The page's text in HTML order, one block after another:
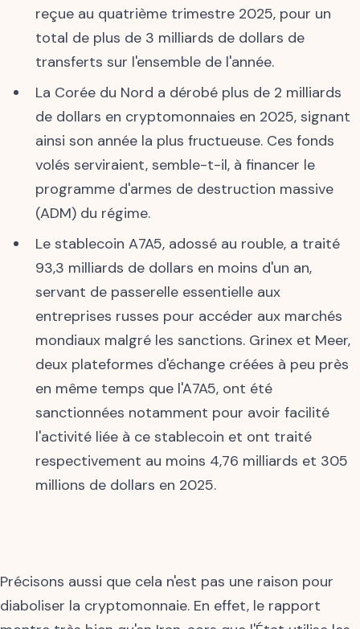
reçue au quatrième trimestre 2025, pour un
total de plus de 3 milliards de dollars de
transferts sur l'ensemble de l'année.
La Corée du Nord a dérobé plus de 2 milliards
de dollars en cryptomonnaies en 2025, signant
ainsi son année la plus fructueuse. Ces fonds
volés serviraient, semble-t-il, à financer le
programme d'armes de destruction massive
(ADM) du régime.
Le stablecoin A7A5, adossé au rouble, a traité
93,3 milliards de dollars en moins d'un an,
servant de passerelle essentielle aux
entreprises russes pour accéder aux marchés
mondiaux malgré les sanctions. Grinex et Meer,
deux plateformes d'échange créées à peu près
en même temps que l'A7A5, ont été
sanctionnées notamment pour avoir facilité
l'activité liée à ce stablecoin et ont traité
respectivement au moins 4,76 milliards et 305
millions de dollars en 2025.
Précisons aussi que cela n'est pas une raison pour
diaboliser la cryptomonnaie. En effet, le rapport